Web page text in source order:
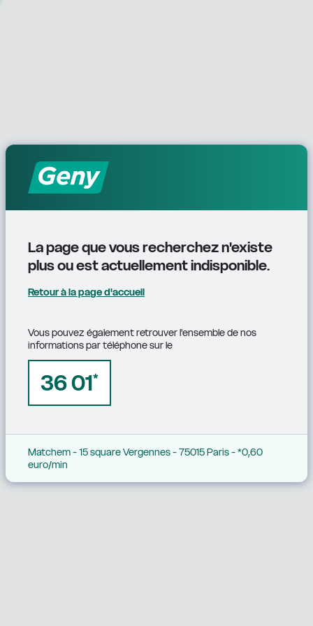
La page que vous recherchez n'existe
plus ou est actuellement indisponible.
Retour à la page d'accueil
Vous pouvez également retrouver l'ensemble de nos
informations par téléphone sur le
36 01*
Matchem - 15 square Vergennes - 75015 Paris - *0,60
euro/min